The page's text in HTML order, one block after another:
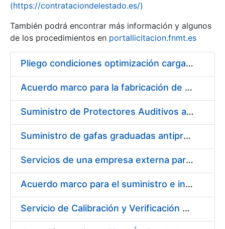
Mostra/Amaga
(https://contrataciondelestado.es/)
También podrá encontrar más información y algunos
de los procedimientos en portallicitacion.fnmt.es
Pliego condiciones optimización cargas compras firmado
Acuerdo marco para la fabricación de piezas
Suministro de Protectores Auditivos a medida para las personas trabajadoras de los Centros de Trabajo de Madrid y Burgos
Suministro de gafas graduadas antiproyecciones para los trabajadores de la FNMT-RCM en los centros de trabajo de Madrid y Burgos
Servicios de una empresa externa para el asesoramiento y resolución de los recursos de alzada que se presentan relacionados con procesos de selección para la FNMT-RCM
Acuerdo marco para el suministro e instalación de persianas, estores y otros complementos
Servicio de Calibración y Verificación Externa de los Equipos de Medición del Servicio de Prevención de la FNMT-RCM